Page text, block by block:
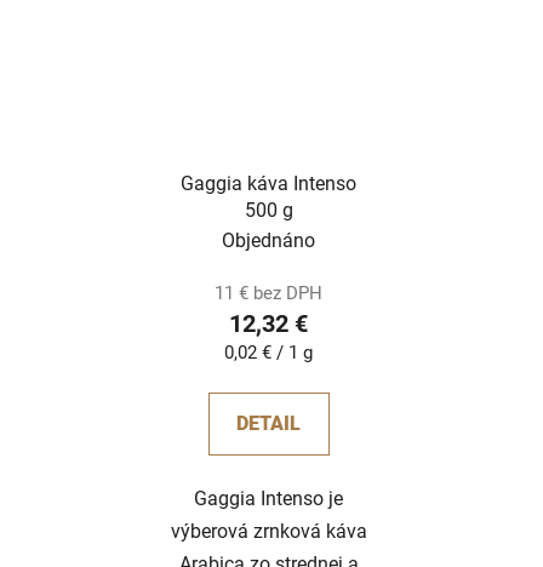
Gaggia káva Intenso
500 g
Objednáno
11 € bez DPH
12,32 €
Jednotková
0,02 € / 1 g
DETAIL
Gaggia Intenso je
výberová zrnková káva